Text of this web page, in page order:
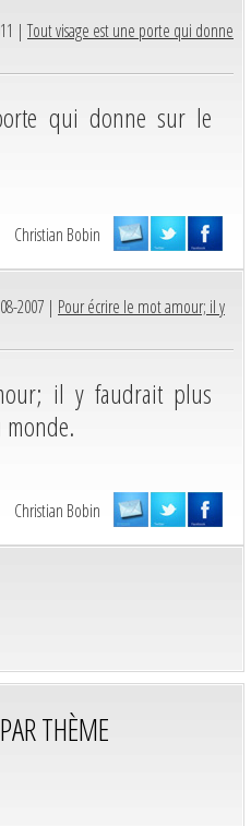
|Tout visage est une porte qui donne
qui donne sur le
Christian Bobin
2007 | Pour écrire le mot amour; il y
il y faudrait plus
Christian Bobin
THÈME